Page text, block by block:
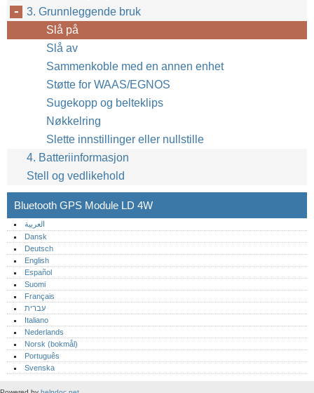
3. Grunnleggende bruk
Slå på
Slå av
Sammenkoble med en annen enhet
Støtte for WAAS/EGNOS
Sugekopp og belteklips
Nøkkelring
Slette innstillinger eller nullstille
4. Batteriinformasjon
Stell og vedlikehold
Bluetooth GPS Module LD 4W
العربية
Dansk
Deutsch
English
Español
Suomi
Français
עברית
Italiano
Nederlands
Norsk (bokmål)‎
Português‎
Svenska